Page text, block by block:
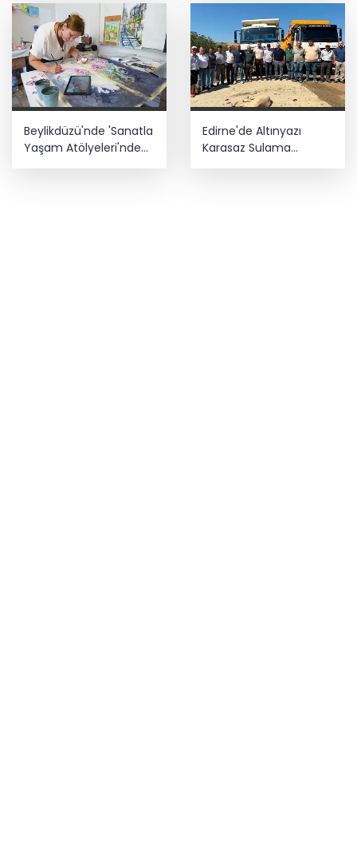
Beylikdüzü'nde 'Sanatla
Yaşam Atölyeleri'nde
Edirne'de Altınyazı
Karasaz Sulama